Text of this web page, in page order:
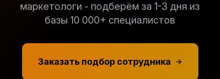
маркетологи - подберём за 1-3 дня из
базы 10 000+ специалистов
Заказать подбор сотрудника